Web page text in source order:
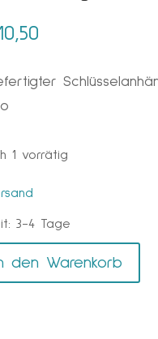
1 vorrätig
3-4 Tage
den Warenkorb
l